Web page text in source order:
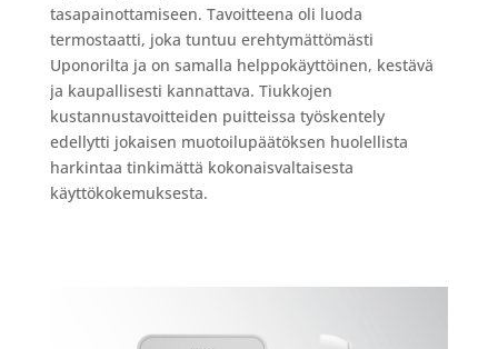
tasapainottamiseen. Tavoitteena oli luoda
termostaatti, joka tuntuu erehtymättömästi
Uponorilta ja on samalla helppokäyttöinen, kestävä
ja kaupallisesti kannattava. Tiukkojen
kustannustavoitteiden puitteissa työskentely
edellytti jokaisen muotoilupäätöksen huolellista
harkintaa tinkimättä kokonaisvaltaisesta
käyttökokemuksesta.